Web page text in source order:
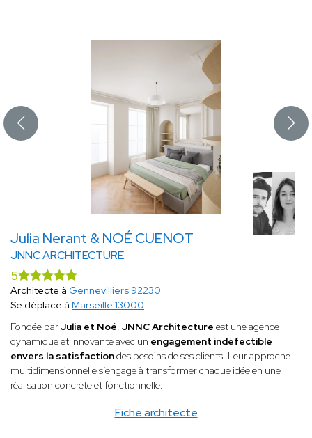
Julia Nerant & NOÉ CUENOT
JNNC ARCHITECTURE
Fiche architecte
5
Architecte à Gennevilliers 92230
Se déplace à Marseille 13000
Fondée parJulia et Noé, JNNC Architecture est une agence
dynamique et innovante avec un engagement indéfectible
envers la satisfactiondes besoins de ses clients. Leur approche
multidimensionnelle s’engage à transformer chaque idée en une
réalisation concrète et fonctionnelle.